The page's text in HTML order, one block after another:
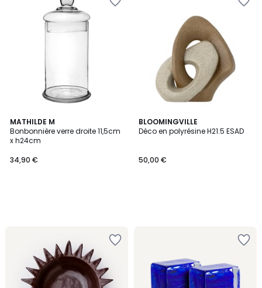
MATHILDE M
Bonbonnière verre droite 11,5cm
x h24cm
34,90 €
BLOOMINGVILLE
Déco en polyrésine H21.5 ESAD
50,00 €